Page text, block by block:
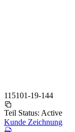
115101-19-144
Teil Status: Active
Kunde Zeichnung